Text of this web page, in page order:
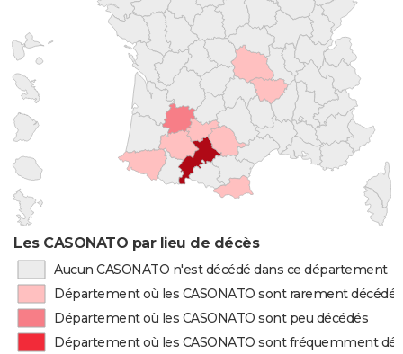
Les CASONATO par lieu de décès
Aucun CASONATO n'est décédé dans ce département
Département où les CASONATO sont rarement décédés
Département où les CASONATO sont peu décédés
Département où les CASONATO sont fréquemment